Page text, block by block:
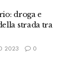
droga e
strada tra
2023 0